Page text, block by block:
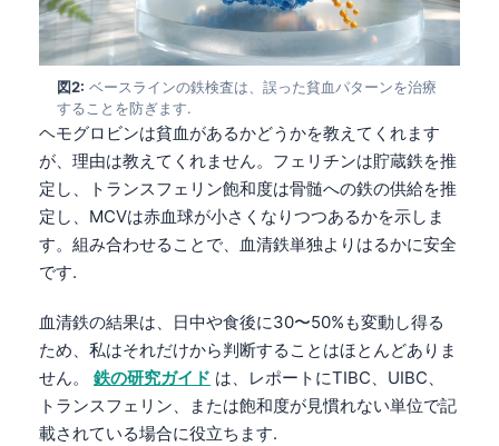
図2: ベースラインの鉄検査は、誤った貧血パターンを治療
することを防ぎます.
ヘモグロビンは貧血があるかどうかを教えてくれます
が、理由は教えてくれません。フェリチンは貯蔵鉄を推
定し、トランスフェリン飽和度は骨髄への鉄の供給を推
定し、MCVは赤血球が小さくなりつつあるかを示しま
す。組み合わせることで、血清鉄単独よりはるかに安全
です.
血清鉄の結果は、日中や食後に30〜50%も変動し得る
ため、私はそれだけから判断することはほとんどありま
せん。 鉄の研究ガイド は、レポートにTIBC、UIBC、
トランスフェリン、または飽和度が見慣れない単位で記
載されている場合に役立ちます.